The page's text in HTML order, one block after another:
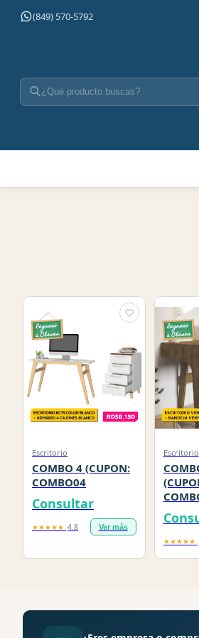
(849) 570-5792
Escritorio
COMBO 4 (CUPON:
COMBO04
Consultar
★★★★★ 4.8 Ver más
Escritorio
★★★★★